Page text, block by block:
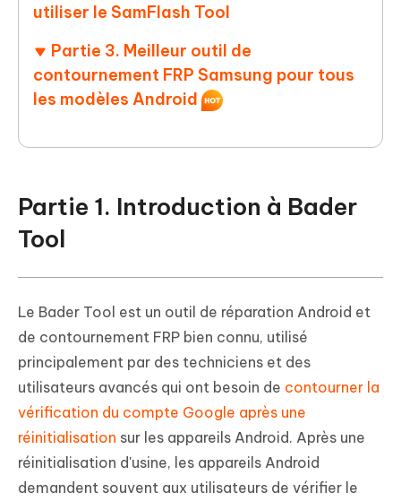
utiliser le SamFlash Tool
Partie 3. Meilleur outil de
contournement FRP Samsung pour tous
les modèles Android
Partie 1. Introduction à Bader
Tool
Le Bader Tool est un outil de réparation Android et
de contournement FRP bien connu, utilisé
principalement par des techniciens et des
utilisateurs avancés qui ont besoin de contourner la
vérification du compte Google après une
réinitialisation sur les appareils Android. Après une
réinitialisation d'usine, les appareils Android
demandent souvent aux utilisateurs de vérifier le